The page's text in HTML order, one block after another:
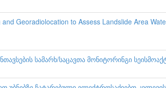
Georadiolocation to Assess Landslide Area
სამარხ/საცავთა მონიტორინგი